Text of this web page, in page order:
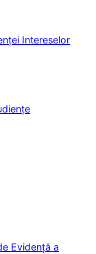
Intereselor
Evidență a